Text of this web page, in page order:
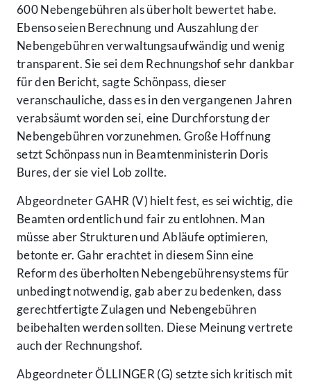
600 Nebengebühren als überholt bewertet habe.
Ebenso seien Berechnung und Auszahlung der
Nebengebühren verwaltungsaufwändig und wenig
transparent. Sie sei dem Rechnungshof sehr dankbar
für den Bericht, sagte Schönpass, dieser
veranschauliche, dass es in den vergangenen Jahren
verabsäumt worden sei, eine Durchforstung der
Nebengebühren vorzunehmen. Große Hoffnung
setzt Schönpass nun in Beamtenministerin Doris
Bures, der sie viel Lob zollte.
Abgeordneter GAHR (V) hielt fest, es sei wichtig, die
Beamten ordentlich und fair zu entlohnen. Man
müsse aber Strukturen und Abläufe optimieren,
betonte er. Gahr erachtet in diesem Sinn eine
Reform des überholten Nebengebührensystems für
unbedingt notwendig, gab aber zu bedenken, dass
gerechtfertigte Zulagen und Nebengebühren
beibehalten werden sollten. Diese Meinung vertrete
auch der Rechnungshof.
Abgeordneter ÖLLINGER (G) setzte sich kritisch mit